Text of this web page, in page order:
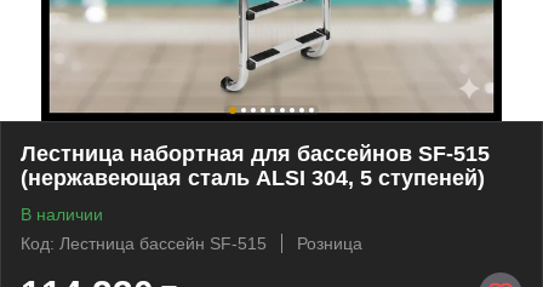
Лестница набортная для бассейнов SF-515
(нержавеющая сталь ALSI 304, 5 ступеней)
В наличии
Код: Лестница бассейн SF-515
Розница